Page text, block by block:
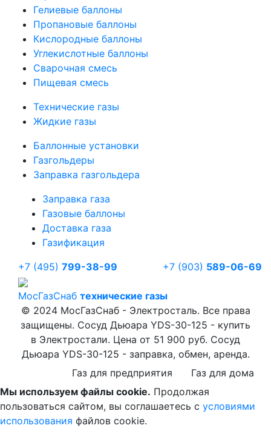
Гелиевые баллоны
Пропановые баллоны
Кислородные баллоны
Углекислотные баллоны
Сварочная смесь
Пищевая смесь
Технические газы
Жидкие газы
Баллонные установки
Газгольдеры
Заправка газгольдера
Заправка газа
Газовые баллоны
Доставка газа
Газификация
+7 (495) 799-38-99 +7 (903) 589-06-69
МосГазСнаб технические газы
© 2024 МосГазСнаб - Электросталь. Все права
защищены. Сосуд Дьюара YDS-30-125 - купить
в Электростали. Цена от 51 900 руб. Сосуд
Дьюара YDS-30-125 - заправка, обмен, аренда.
Газ для предприятия
Газ для дома
Мы используем файлы cookie. Продолжая
пользоваться сайтом, вы соглашаетесь с условиями
использования файлов cookie.